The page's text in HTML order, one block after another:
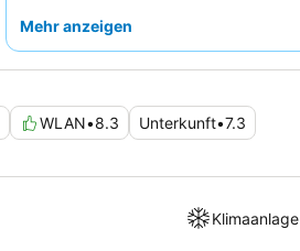
Zimmer mitBalkon
Mehr anzeigen
WLAN•8.3 Unterkunft•7.3
Klimaanlage